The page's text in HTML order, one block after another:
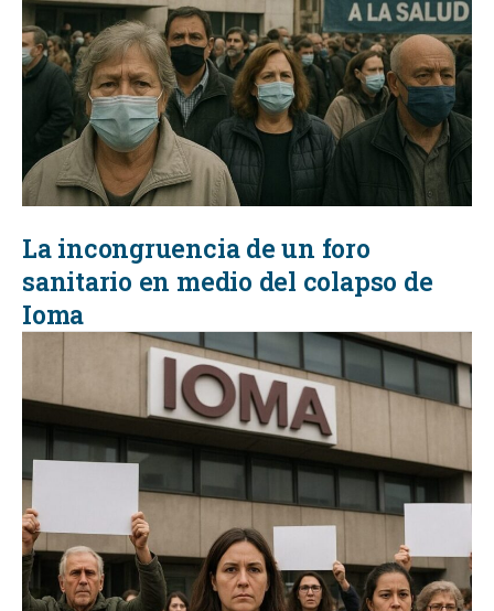
La incongruencia de un foro
sanitario en medio del colapso de
Ioma